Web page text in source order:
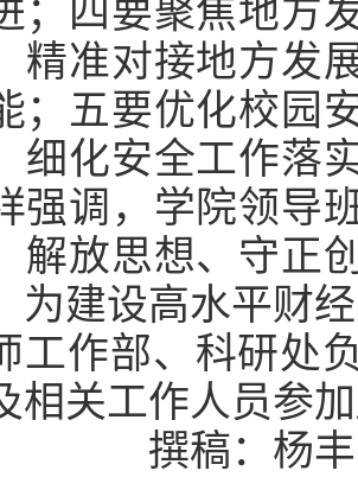
；四要聚焦地方
精准对接地方发
；五要优化校园
细化安全工作落
强调，学院领导
解放思想、守正
为建设高水平财
工作部、科研处
相关工作人员参
撰稿：杨